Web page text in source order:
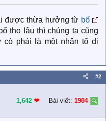
được thừa hưởng từ bố
thọ lâu thì chúng ta cũng
phải là một nhân tố di
#2
1,642 ❤︎ Bài viết: 1904